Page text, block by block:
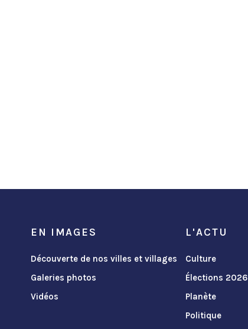
EN IMAGES
Découverte de nos villes et villages
Galeries photos
Vidéos
L'ACTU
Culture
Élections 2026
Planète
Politique